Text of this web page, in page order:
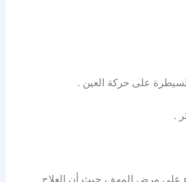
على مرض المهق، حيث أن العلاج